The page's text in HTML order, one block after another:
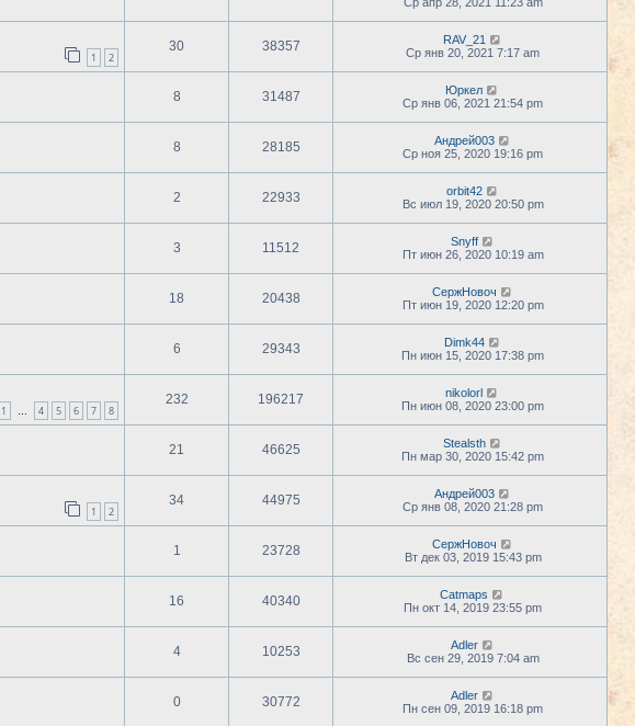
1 2
30 38357
RAV_21
Ср янв 20, 2021 7:17 am
8 31487
Юркел
Ср янв 06, 2021 21:54 pm
8 28185
Андрей003
Ср ноя 25, 2020 19:16 pm
2 22933
orbit42
Вс июл 19, 2020 20:50 pm
3 11512
Snyff
Пт июн 26, 2020 10:19 am
18 20438
СержНовоч
Пт июн 19, 2020 12:20 pm
6 29343
Dimk44
Пн июн 15, 2020 17:38 pm
1 … 4 5 6 7 8
232 196217
nikolorl
Пн июн 08, 2020 23:00 pm
21 46625
Stealsth
Пн мар 30, 2020 15:42 pm
1 2
34 44975
Андрей003
Ср янв 08, 2020 21:28 pm
1 23728
СержНовоч
Вт дек 03, 2019 15:43 pm
16 40340
Catmaps
Пн окт 14, 2019 23:55 pm
4 10253
Adler
Вс сен 29, 2019 7:04 am
0 30772
Adler
Пн сен 09, 2019 16:18 pm